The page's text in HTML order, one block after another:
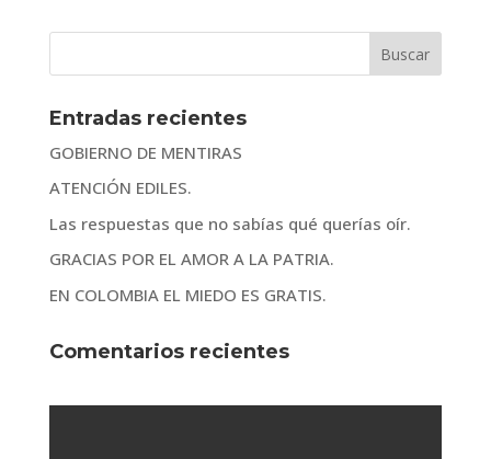
Entradas recientes
GOBIERNO DE MENTIRAS
ATENCIÓN EDILES.
Las respuestas que no sabías qué querías oír.
GRACIAS POR EL AMOR A LA PATRIA.
EN COLOMBIA EL MIEDO ES GRATIS.
Comentarios recientes